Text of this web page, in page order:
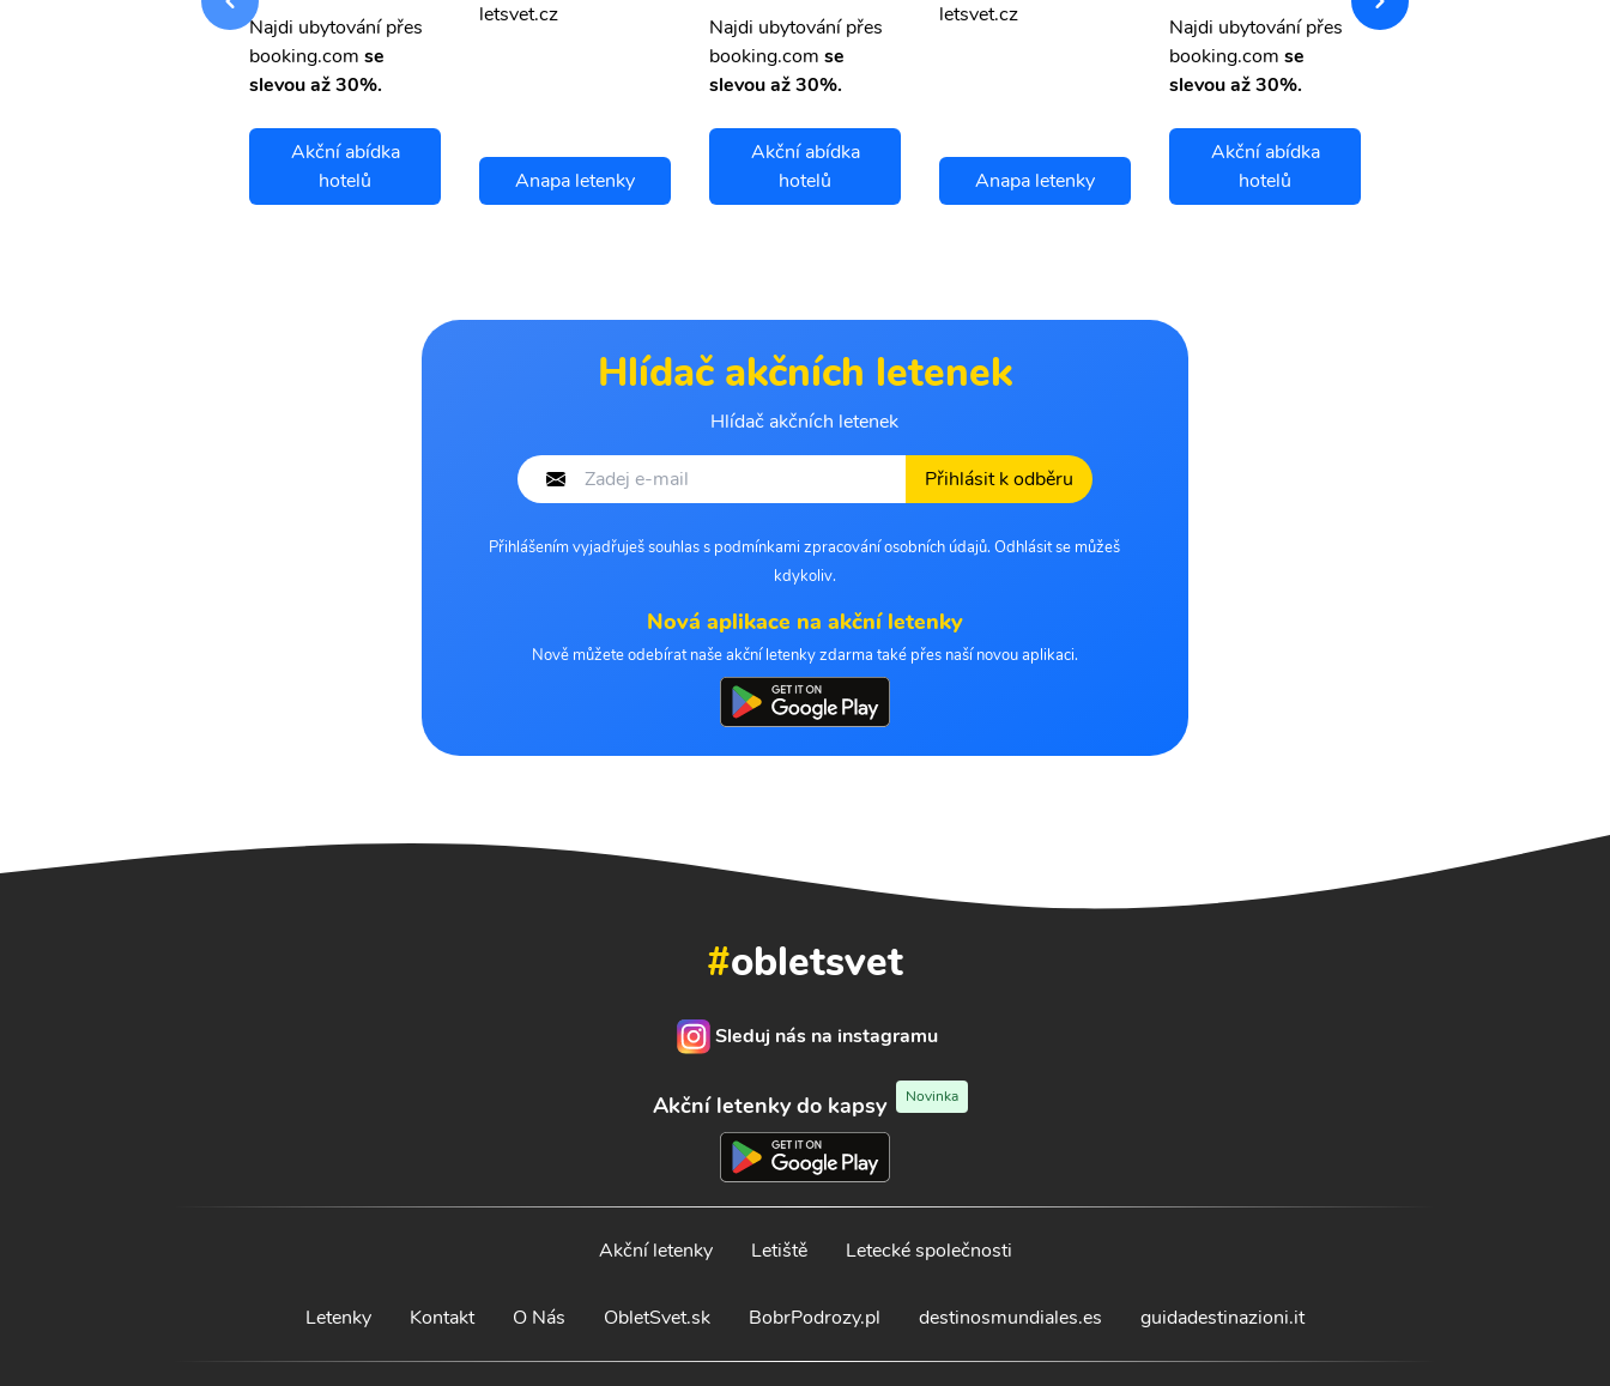
Najdi ubytování přes
booking.com se
slevou až 30%.
Akční abídka
hotelů
letsvet.cz
Anapa letenky
Najdi ubytování přes
booking.com se
slevou až 30%.
Akční abídka
hotelů
letsvet.cz
Anapa letenky
Najdi ubytování přes
booking.com se
slevou až 30%.
Akční abídka
hotelů
letsvet.cz
Hlídač akčních letenek
Hlídač akčních letenek
Přihlásit k odběru
Přihlášením vyjadřuješ souhlas s podmínkami zpracování osobních údajů. Odhlásit se můžeš
kdykoliv.
Nová aplikace na akční letenky
Nově můžete odebírat naše akční letenky zdarma také přes naší novou aplikaci.
#obletsvet
Sleduj nás na instagramu
Akční letenky do kapsy Novinka
Akční letenky Letiště Letecké společnosti
Letenky Kontakt O Nás ObletSvet.sk BobrPodrozy.pl destinosmundiales.es guidadestinazioni.it